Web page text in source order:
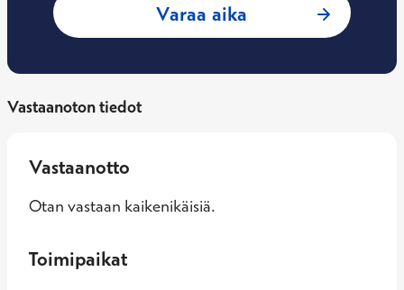
Varaa aika : Lena
Vastaanoton tiedot
Vastaanotto
Otan vastaan kaikenikäisiä.
Toimipaikat